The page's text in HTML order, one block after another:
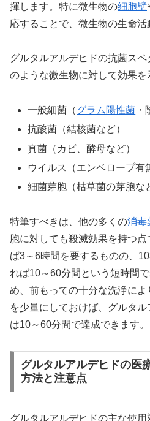
揮します。特に微生物の細胞壁
応することで、微生物の生命活
グルタルアルデヒドの抗菌ス
のような微生物に対して効果を
一般細菌（グラム陽性菌 ・
抗酸菌（結核菌など）
真菌（カビ、酵母など）
ウイルス（エンベロープ有
細菌芽胞（枯草菌の芽胞な
特筆すべきは、他の多くの消毒
胞に対しても殺滅効果を持つ
ば3～6時間を要するものの、
れば10～60分間という短時間
め、前もっての十分な洗浄に
を少量にしておけば、グルタ
は10～60分間で達成できます。
グルタルアルデヒドの医
方法と注意点
グルタルアルデヒドの主な使